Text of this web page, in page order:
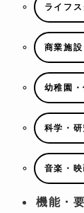
ライフ
商業施
幼稚園
科学・
音楽・
機能・